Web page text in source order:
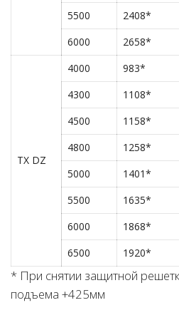
5500
2408*
6000
2658*
TX DZ
4000 983*
4300
1108*
4500
1158*
4800
1258*
5000
1401*
5500
1635*
6000
1868*
6500
1920*
* При снятии защитной
подъема +425мм